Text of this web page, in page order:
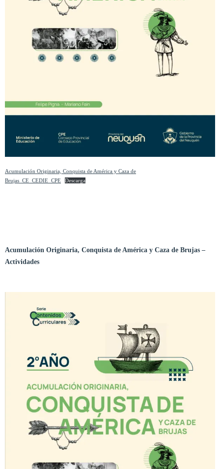
Acumulación Originaria, Conquista de América y Caza de
Brujas_CE_CEDIE_CPE
Descarga
Acumulación Originaria, Conquista de América y Caza de Brujas –
Actividades